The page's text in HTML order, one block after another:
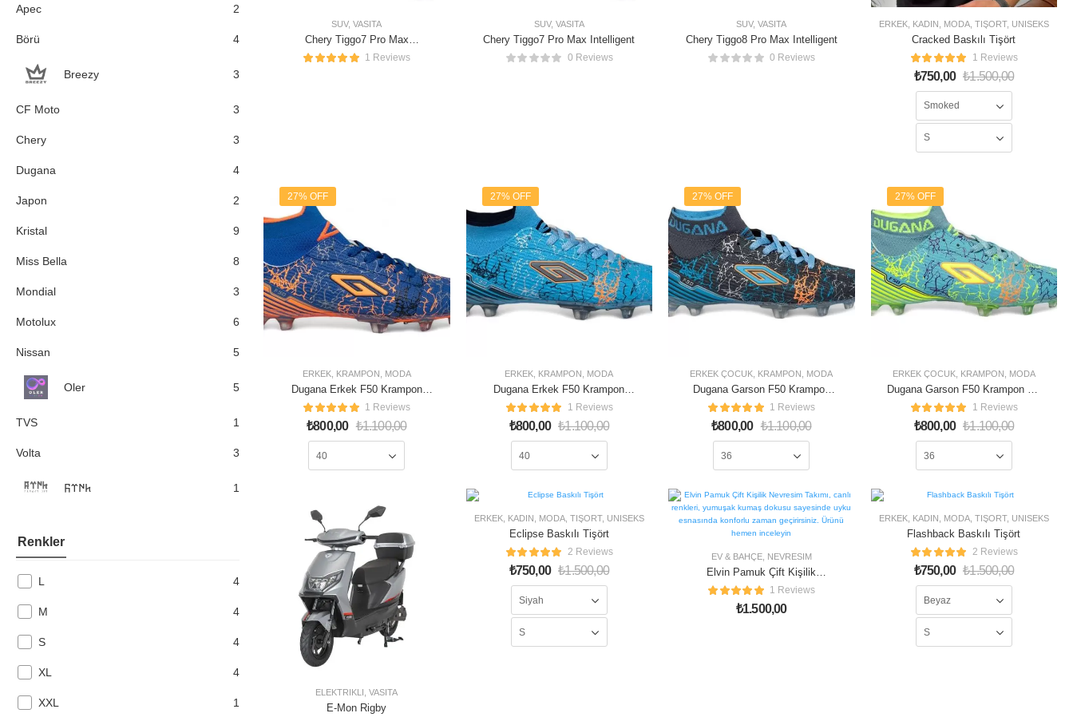
Apec 2
Börü 4
Breezy 3
CF Moto 3
Chery 3
Dugana 4
Japon 2
Kristal 9
Miss Bella 8
Mondial 3
Motolux 6
Nissan 5
Oler 5
TVS 1
Volta 3
𐱅𐰇𐰼𐰜 1
Renkler
L 4
M 4
S 4
XL 4
XXL 1
SUV,VASITA
Chery Tiggo7 Pro Max
Exceptional1 Reviews
SUV, VASITA
Chery Tiggo7 Pro Max Intelligent
0 Reviews
SUV,VASITA
Chery Tiggo8 Pro Max Intelligent
0 Reviews
ERKEK, KADIN MODA, TIŞÖRT, ÜNISEKS
Cracked Baskılı Tişört
1 Reviews
₺750,00 ₺1.500,00
27% OFF
ERKEK, KRAMPON MODA
Dugana Erkek F50 Krampon
Mavi Turuncu1 Reviews
₺800,00 ₺1.100,00
27% OFF
ERKEK KRAMPON MODA
Dugana Erkek F50 Krampon
Turkuaz Lacivert
1 Reviews
₺800,00 ₺1.100,00
27% OFF
ERKEK ÇOCUK KRAMPON MODA
Dugana Garson F50 Krampon
Füme Turkuaz
1 Reviews
₺800,00 ₺1.100,00
27% OFF
ERKEK ÇOCUK, KRAMPON MODA
Dugana Garson F50 Krampon Su
Yeşil Fıstık Sarı
1 Reviews
₺800,00 ₺1.100,00
ELEKTRIKLI ,VASITA
E-Mon Rigby
50% OFF
STOKLAR
TÜKENDI
ERKEK, KADIN MODA, TIŞÖRT, ÜNISEKS
Eclipse Baskılı Tişört
2 Reviews
₺750,00 ₺1.500,00
EV & BAHÇE, NEVRESIM
Elvin Pamuk Çift Kişilik
Nevresim Takımı
1 Reviews
₺1.500,00
50% OFF
STOKLAR
TÜKENDI
ERKEK, KADIN MODA, TIŞÖRT, ÜNISEKS
Flashback Baskılı Tişört
2 Reviews
₺750,00 ₺1.500,00